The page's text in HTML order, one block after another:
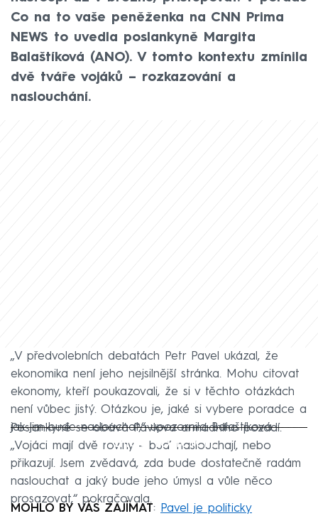
Co na to vaše peněženka na CNN Prima
NEWS to uvedla poslankyně Margita
Balaštíková (ANO). V tomto kontextu zmínila
dvě tváře vojáků – rozkazování a
naslouchání.
„V předvolebních debatách Petr Pavel ukázal, že
ekonomika není jeho nejsilnější stránka. Mohu citovat
ekonomy, kteří poukazovali, že si v těchto otázkách
není vůbec jistý. Otázkou je, jaké si vybere poradce a
jak jim bude naslouchat,“ upozornila Balaštíková.
Failed to fetch
Poslankyně se obává Pavlova armádního pozadí.
„Vojáci mají dvě roviny – buď naslouchají, nebo
přikazují. Jsem zvědavá, zda bude dostatečně radám
naslouchat a jaký bude jeho úmysl a vůle něco
prosazovat,“ pokračovala.
MOHLO BY VÁS ZAJÍMAT: Pavel je politicky